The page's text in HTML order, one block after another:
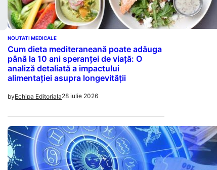
NOUTATI MEDICALE
Cum dieta mediteraneană poate adăuga
până la 10 ani speranței de viață: O
analiză detaliată a impactului
alimentației asupra longevității
byEchipa Editoriala28 iulie 2026